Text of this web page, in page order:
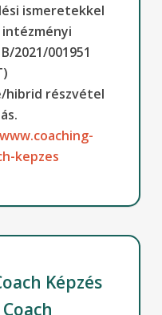
ismeretekkel
2021/001951
hibrid részvétel
www.coaching-
kepzes
Képzés